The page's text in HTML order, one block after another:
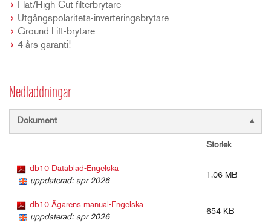
Flat/High-Cut filterbrytare
Utgångspolaritets-inverteringsbrytare
Ground Lift-brytare
4 års garanti!
Nedladdningar
Dokument
Storlek
db10 Datablad-Engelska
uppdaterad: apr 2026
1,06 MB
db10 Ägarens manual-Engelska
uppdaterad: apr 2026
654 KB